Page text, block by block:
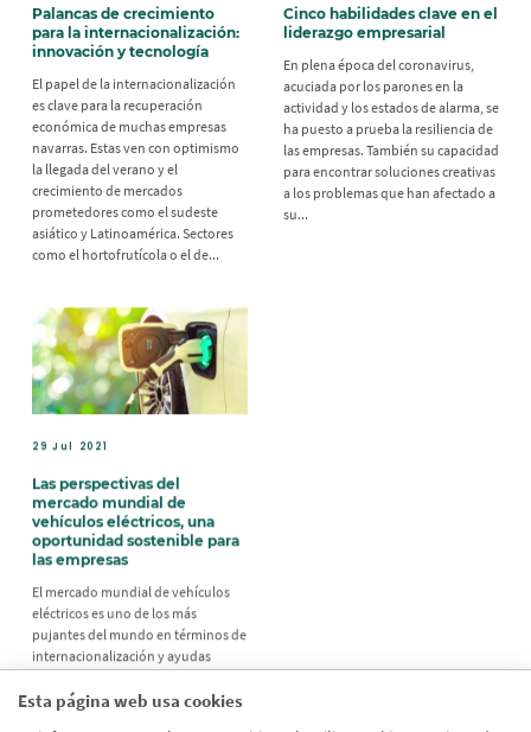
Esta página web usa cookies
Palancas de crecimiento
para la internacionalización:
innovación y tecnología
El papel de la internacionalización
es clave para la recuperación
económica de muchas empresas
navarras. Estas ven con optimismo
la llegada del verano y el
crecimiento de mercados
prometedores como el sudeste
asiático y Latinoamérica. Sectores
como el hortofrutícola o el de...
Cinco habilidades clave en el
liderazgo empresarial
En plena época del coronavirus,
acuciada por los parones en la
actividad y los estados de alarma, se
ha puesto a prueba la resiliencia de
las empresas. También su capacidad
para encontrar soluciones creativas
a los problemas que han afectado a
su...
29 Jul 2021
Las perspectivas del
mercado mundial de
vehículos eléctricos, una
oportunidad sostenible para
las empresas
El mercado mundial de vehículos
eléctricos es uno de los más
pujantes del mundo en términos de
internacionalización y ayudas
institucionales. Es por ello que se
representa como una gran
oportunidad para aquellas